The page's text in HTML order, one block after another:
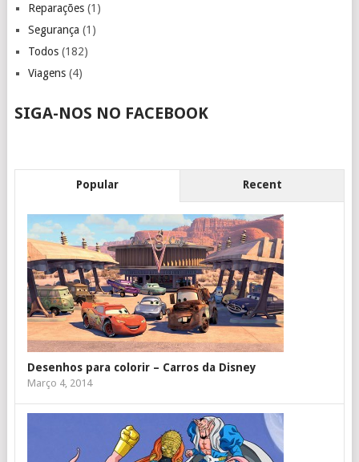
Reparações(1)
Segurança (1)
Todos(182)
Viagens(4)
SIGA-NOS NO FACEBOOK
Popular Recent
Desenhos para colorir – Carros da Disney
Março 4, 2014